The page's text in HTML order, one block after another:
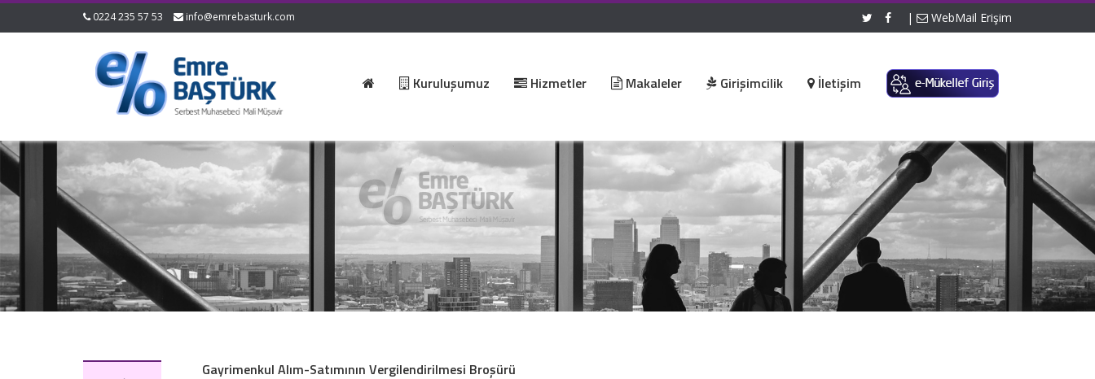
0224 235 57 53 info@emrebasturk.com | WebMail Erişim
Kuruluşumuz Hizmetler Makaleler Girişimcilik İletişim
Gayrimenkul Alım-Satımının Vergilendirilmesi Broşürü